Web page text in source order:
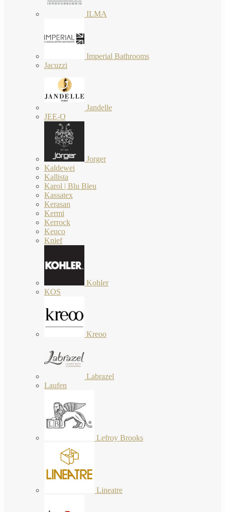
ILMA
Imperial Bathrooms
Jacuzzi
Jandelle
JEE-O
Jorger
Kaldewei
Kallista
Karol | Blu Bleu
Kassatex
Kerasan
Kermi
Kerrock
Keuco
Knief
Kohler
KOS
Kreoo
Labrazel
Laufen
Lefroy Brooks
Lineatre